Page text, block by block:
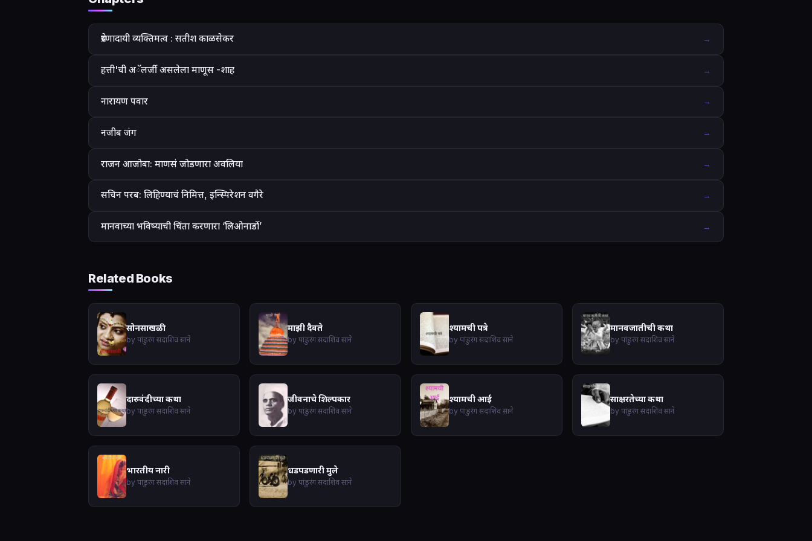
प्रेरणादायी व्यक्तिमत्व : सतीश काळसेकर →
हत्ती'ची अॅलर्जी असलेला माणूस -शाह →
नारायण पवार →
नजीब जंग →
राजन आजोबा: माणसं जोडणारा अवलिया →
सचिन परब: लिहिण्याचं निमित्त, इन्स्पिरेशन वगैरे →
मानवाच्या भविष्याची चिंता करणारा ‘लिओनार्डो’ →
Related Books
सोनसाखळी
by पांडुरंग सदाशिव साने
माझी दैवते
by पांडुरंग सदाशिव साने
श्यामची पत्रे
by पांडुरंग सदाशिव साने
मानवजातीची कथा
by पांडुरंग सदाशिव साने
दारुवंदीच्या कथा
by पांडुरंग सदाशिव साने
जीवनाचे शिल्पकार
by पांडुरंग सदाशिव साने
श्यामची आई
by पांडुरंग सदाशिव साने
साक्षरतेच्या कथा
by पांडुरंग सदाशिव साने
भारतीय नारी
by पांडुरंग सदाशिव साने
धडपडणारी मुले
by पांडुरंग सदाशिव साने